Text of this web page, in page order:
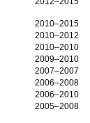
2010–2015
2010–2012
2010–2010
2009–2010
2007–2007
2006–2008
2006–2010
2005–2008